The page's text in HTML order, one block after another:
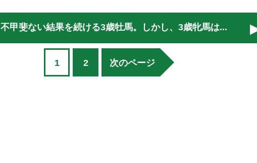
不甲斐ない結果を続ける3歳牡馬。しかし、3歳牝馬は...
1 2 次のページ